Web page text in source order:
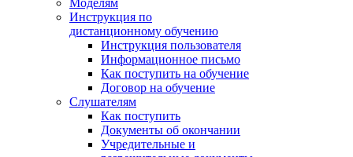
Моделям
Инструкция по
дистанционному обучению
Инструкция пользователя
Информационное письмо
Как поступить на обучение
Договор на обучение
Слушателям
Как поступить
Документы об окончании
Учредительные и